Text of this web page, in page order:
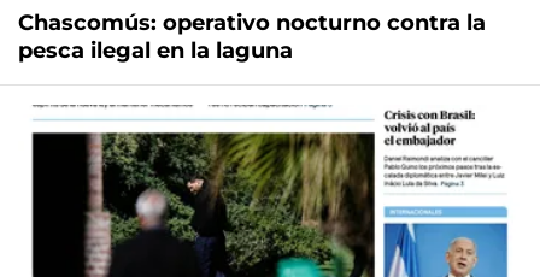
Chascomús: operativo nocturno contra la
pesca ilegal en la laguna